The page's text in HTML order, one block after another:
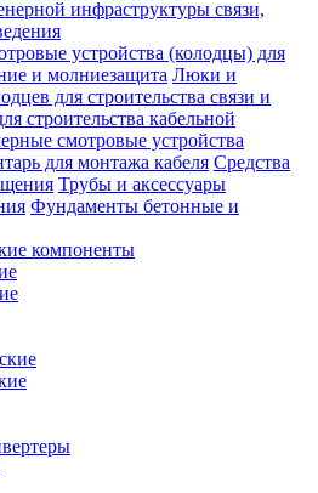
инфраструктуры связи,
устройства (колодцы) для
и молниезащита Люки и
для строительства связи и
строительства кабельной
смотровые устройства
для монтажа кабеля Средства
Трубы и аксессуары
Фундаменты бетонные и
компоненты